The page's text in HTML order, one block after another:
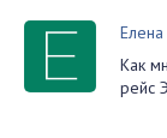
Елена
Как
рейс